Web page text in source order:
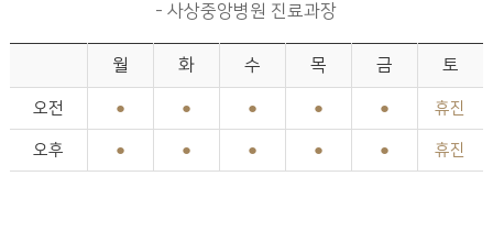
- 사상중앙병원 진료과장
월 화 수 목 금 토
오전 ● ● ● ● ● 휴진
오후 ● ● ● ● ● 휴진